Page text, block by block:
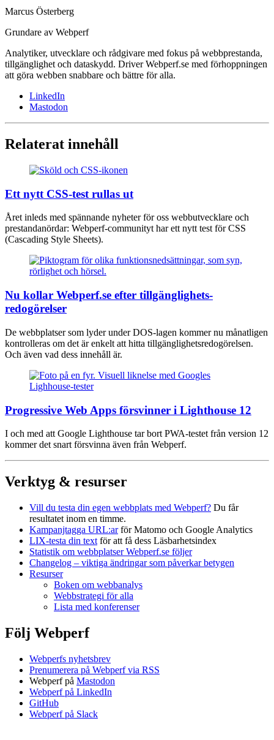
Marcus Österberg
Grundare av Webperf
Analytiker, utvecklare och rådgivare med fokus på webbprestanda,
tillgänglighet och dataskydd. Driver Webperf.se med förhoppningen
att göra webben snabbare och bättre för alla.
LinkedIn
Mastodon
Relaterat innehåll
Ett nytt CSS-test rullas ut
Året inleds med spännande nyheter för oss webbutvecklare och
prestandanördar: Webperf-communityt har ett nytt test för CSS
(Cascading Style Sheets).
Nu kollar Webperf.se efter tillgänglighets­
redogörelser
De webbplatser som lyder under DOS-lagen kommer nu månatligen
kontrolleras om det är enkelt att hitta tillgänglighetsredogörelsen.
Och även vad dess innehåll är.
Progressive Web Apps försvinner i Lighthouse 12
I och med att Google Lighthouse tar bort PWA-testet från version 12
kommer det snart försvinna även från Webperf.
Verktyg & resurser
Vill du testa din egen webbplats med Webperf? Du får
resultatet inom en timme.
Kampanjtagga URL:arför Matomo och Google Analytics
LIX-testa din text för att få dess Läsbarhetsindex
Statistik om webbplatser Webperf.se följer
Changelog – viktiga ändringar som påverkar betygen
Resurser
Boken om webbanalys
Webbstrategi för alla
Lista med konferenser
Följ Webperf
Webperfs nyhetsbrev
Prenumerera på Webperf via RSS
Webperf på Mastodon
Webperf på LinkedIn
GitHub
Webperf på Slack